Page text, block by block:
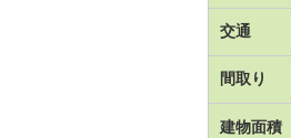
交通
間取り
建物面積